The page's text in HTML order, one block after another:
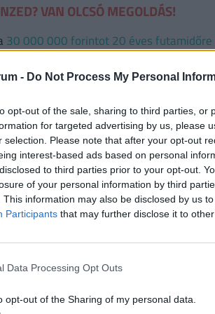
- Do Not Process My Personal
opt-out of the sale, sharing to third parties, or
for targeted advertising by us, please
selection. Please note that after your opt-out
interest-based ads based on personal
to third parties prior to your opt-out.
of your personal information by third
This information may also be disclosed by us
Participants that may further disclose it to
Data Processing Opt Outs
opt-out of the Sharing of my personal data.
VAN OLCSÓ MEGOLDÁS!
30 000 000 forintot 20 éves futamidőre
fel lehet venni
ajánlata sem:az UniCredit Banknál
Banknál 7,02%.
egyedi kalkulációt végezni, saját
Ehhez keresd fel aPénzcentrum